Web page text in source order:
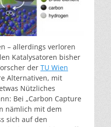
– allerdings verloren
Katalysatoren bisher
der TU Wien
Alternativen, mit
Nützliches
Bei „Carbon Capture
nämlich mit dem
sich auf den